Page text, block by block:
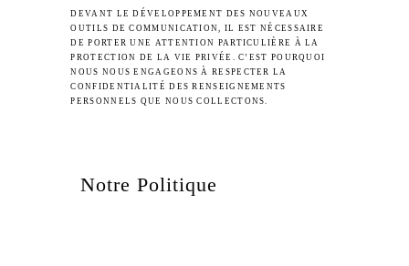
DEVANT LE DÉVELOPPEMENT DES NOUVEAUX
OUTILS DE COMMUNICATION, IL EST NÉCESSAIRE
DE PORTER UNE ATTENTION PARTICULIÈRE À LA
PROTECTION DE LA VIE PRIVÉE. C’EST POURQUOI
NOUS NOUS ENGAGEONS À RESPECTER LA
CONFIDENTIALITÉ DES RENSEIGNEMENTS
PERSONNELS QUE NOUS COLLECTONS.
Notre Politique